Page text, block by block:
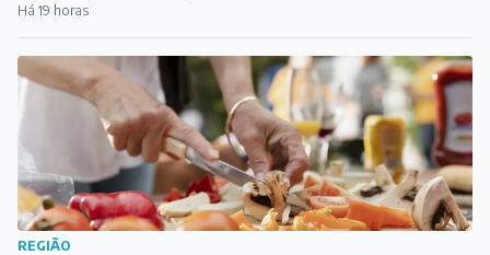
Há 19 horas
REGIÃO